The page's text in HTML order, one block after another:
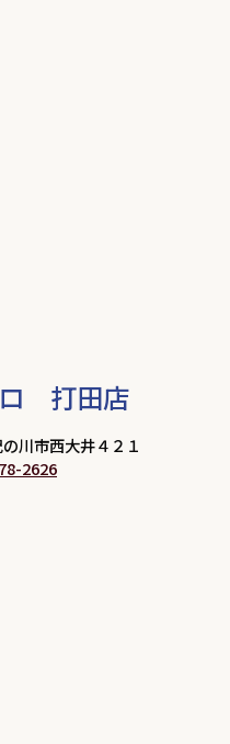
ロ 打田店
川市西大井４２１
2626